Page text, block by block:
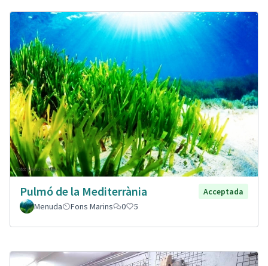
Pulmó de la Mediterrània
Acceptada
Menuda
Fons Marins 0 5